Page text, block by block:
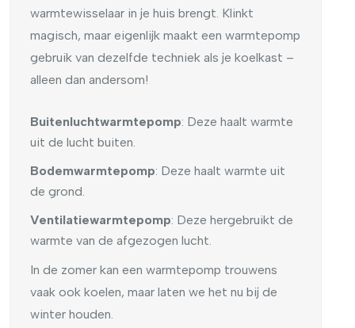
warmtewisselaar in je huis brengt. Klinkt
magisch, maar eigenlijk maakt een warmtepomp
gebruik van dezelfde techniek als je koelkast –
alleen dan andersom!
Buitenluchtwarmtepomp: Deze haalt warmte
uit de lucht buiten.
Bodemwarmtepomp: Deze haalt warmte uit
de grond.
Ventilatiewarmtepomp: Deze hergebruikt de
warmte van de afgezogen lucht.
In de zomer kan een warmtepomp trouwens
vaak ook koelen, maar laten we het nu bij de
winter houden.